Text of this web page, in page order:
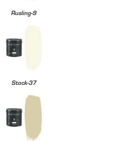
Rusling-9
Stock-37